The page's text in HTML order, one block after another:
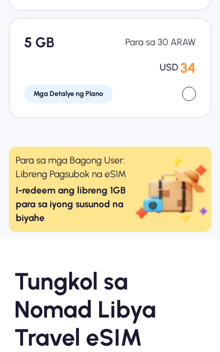
5 GB Para sa 30 ARAW
USD 34
Mga Detalye ng Plano
Para sa mga Bagong User:
Libreng Pagsubok na eSIM
I-redeem ang libreng 1GB
para sa iyong susunod na
biyahe
Tungkol sa
Nomad Libya
Travel eSIM